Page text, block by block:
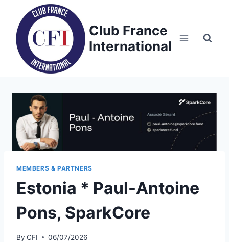
content
Club France
International
MEMBERS & PARTNERS
Estonia * Paul-Antoine
Pons, SparkCore
By CFI 06/07/2026